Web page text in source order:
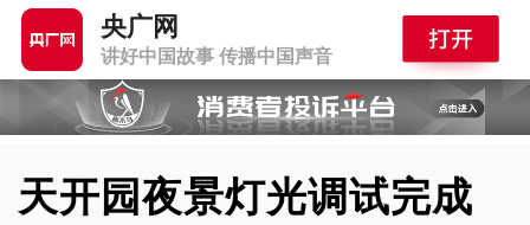
央广网
讲好中国故事 传播中国声音
天开园夜景灯光调试完成